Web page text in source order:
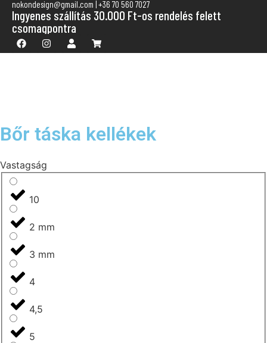
nokondesign@gmail.com | +36 70 560 7027
Ingyenes szállítás 30.000 Ft-os rendelés felett
csomagpontra
Bőr táska kellékek
Vastagság
10
2 mm
3 mm
4
4,5
5